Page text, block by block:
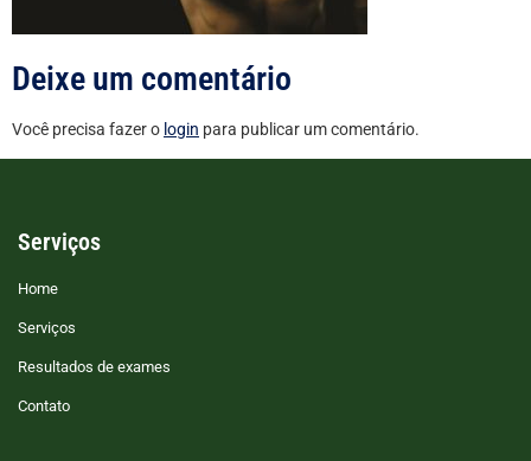
Deixe um comentário
Você precisa fazer o login para publicar um comentário.
Serviços
Home
Serviços
Resultados de exames
Contato